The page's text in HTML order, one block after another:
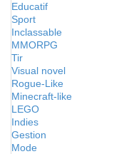
Educatif
Sport
Inclassable
MMORPG
Tir
Visual novel
Rogue-Like
Minecraft-like
LEGO
Indies
Gestion
Mode